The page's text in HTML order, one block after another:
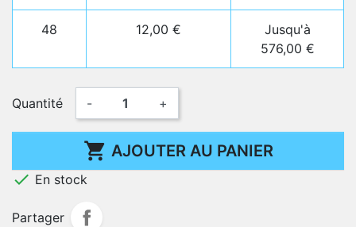
48 12,00 €
Jusqu'à
576,00 €
Quantité - +
 AJOUTER AU PANIER
 En stock
Partager